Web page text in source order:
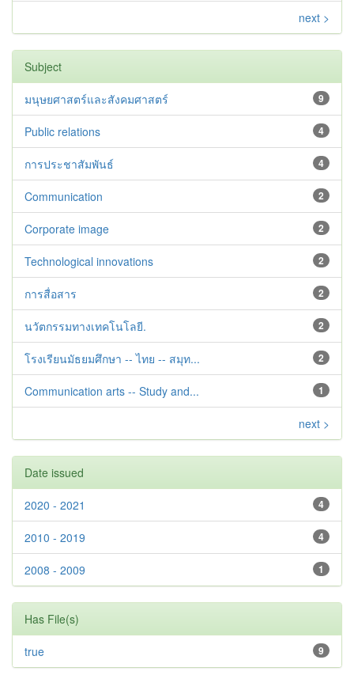
next >
Subject
9
มนุษยศาสตร์และสังคมศาสตร์
4
Public relations
4
การประชาสัมพันธ์
2
Communication
2
Corporate image
2
Technological innovations
2
การสื่อสาร
2
นวัตกรรมทางเทคโนโลยี.
2
โรงเรียนมัธยมศึกษา -- ไทย -- สมุท...
1
Communication arts -- Study and...
next >
Date issued
4
2020 - 2021
4
2010 - 2019
1
2008 - 2009
Has File(s)
9
true